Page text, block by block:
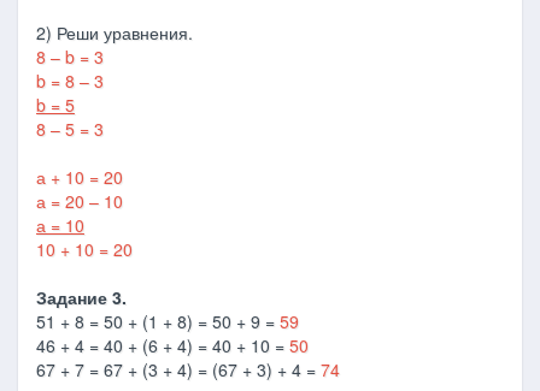
2) Реши уравнения.
8 – b = 3
b = 8 – 3
b = 5
8 – 5 = 3
а + 10 = 20
а = 20 – 10
а = 10
10 + 10 = 20
Задание 3.
51 + 8 = 50 + (1 + 8) = 50 + 9 = 59
46 + 4 = 40 + (6 + 4) = 40 + 10 = 50
67 + 7 = 67 + (3 + 4) = (67 + 3) + 4 = 74